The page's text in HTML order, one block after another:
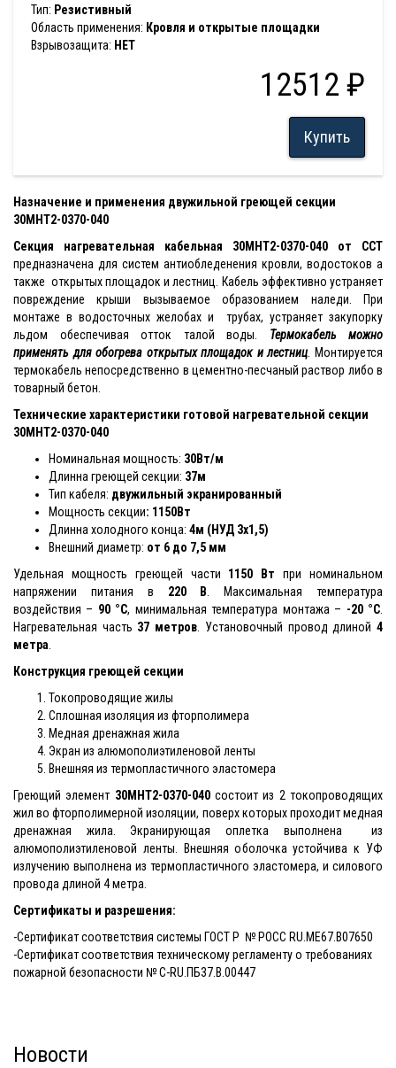
Тип: Резистивный
Область применения: Кровля и открытые площадки
Взрывозащита: НЕТ
12512 ₽
Купить
Назначение и применения двужильной греющей секции
30МНТ2-0370-040
Секция нагревательная кабельная 30МНТ2-0370-040 от ССТ
предназначена для систем антиобледенения кровли, водостоков а
также открытых площадок и лестниц. Кабель эффективно устраняет
повреждение крыши вызываемое образованием наледи. При
монтаже в водосточных желобах и трубах, устраняет закупорку
льдом обеспечивая отток талой воды. Термокабель можно
применять для обогрева открытых площадок и лестниц . Монтируется
термокабель непосредственно в цементно-песчаный раствор либо в
товарный бетон.
Технические характеристики готовой нагревательной секции
30МНТ2-0370-040
Номинальная мощность: 30Вт/м
Длинна греющей секции: 37м
Тип кабеля: двужильный экранированный
Мощность секции: 1150Вт
Длинна холодного конца: 4м (НУД 3х1,5)
Внешний диаметр: от 6 до 7,5 мм
Удельная мощность греющей части 1150 Вт при номинальном
напряжении питания в 220 В . Максимальная температура
воздействия – 90 °С, минимальная температура монтажа – -20 °С
Нагревательная часть 37 метров . Установочный провод длиной4
метра
Конструкция греющей секции
Токопроводящие жилы
Сплошная изоляция из фторполимера
Медная дренажная жила
Экран из алюмополиэтиленовой ленты
Внешняя из термопластичного эластомера
Греющий элемент 30МНТ2-0370-040состоит из 2 токопроводящих
жил во фторполимерной изоляции, поверх которых проходит медная
дренажная жила. Экранирующая оплетка выполнена из
алюмополиэтиленовой ленты. Внешняя оболочка устойчива к УФ
излучению выполнена из термопластичного эластомера, и силового
провода длиной 4 метра.
Сертификаты и разрешения:
-Сертификат соответствия системы ГОСТ Р № РОСС RU.ME67.B07650
-Сертификат соответствия техническому регламенту о требованиях
пожарной безопасности № С-RU.ПБ37.В.00447
Новости